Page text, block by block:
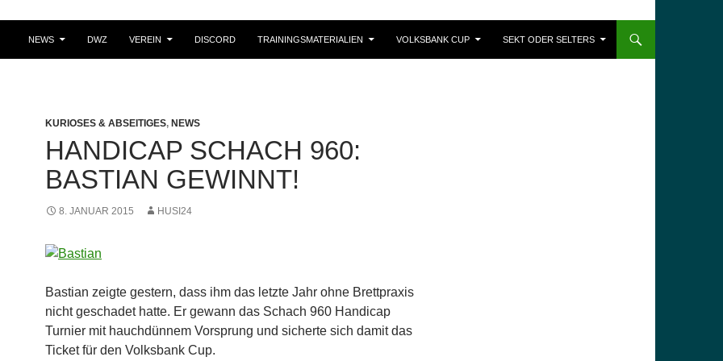
NEWS DWZ VEREIN DISCORD TRAININGSMATERIALIEN VOLKSBANK CUP SEKT ODER SELTERS
KURIOSES & ABSEITIGES, NEWS
HANDICAP SCHACH 960:
BASTIAN GEWINNT!
8. JANUAR 2015 HUSI24
Bastian zeigte gestern, dass ihm das letzte Jahr ohne Brettpraxis
nicht geschadet hatte. Er gewann das Schach 960 Handicap
Turnier mit hauchdünnem Vorsprung und sicherte sich damit das
Ticket für den Volksbank Cup.